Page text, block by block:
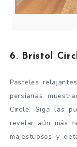
6. Bristol
Pasteles
persianas
Circle. Siga las
revelar aún más
majestuosos y